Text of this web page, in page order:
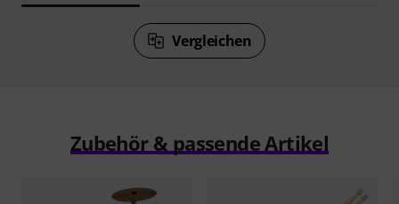
Vergleichen
Zubehör & passende Artikel